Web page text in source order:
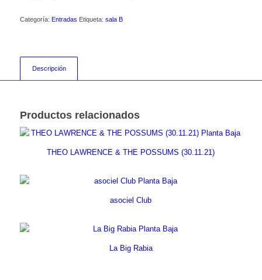
Categoría: Entradas Etiqueta: sala B
Descripción
Productos relacionados
THEO LAWRENCE & THE POSSUMS (30.11.21)
asociel Club
La Big Rabia